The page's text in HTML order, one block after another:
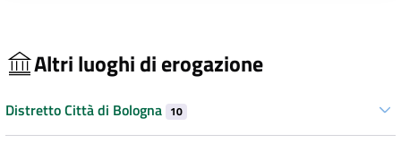
Altri luoghi di erogazione
Distretto Città di Bologna 10